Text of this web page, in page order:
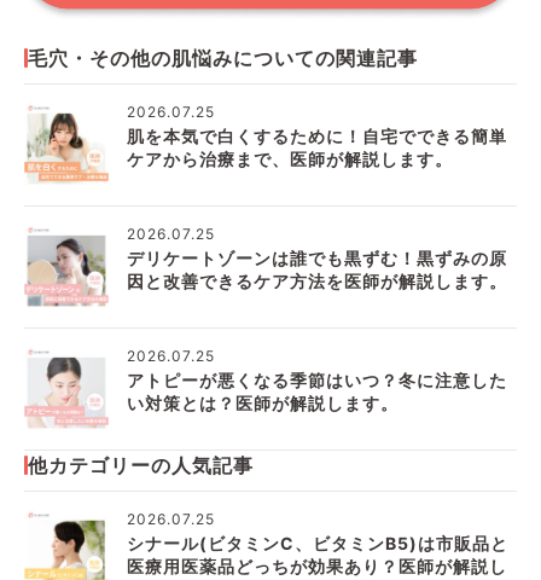
毛穴・その他の肌悩みについての関連記事
2026.07.25
肌を本気で白くするために！自宅でできる簡単
ケアから治療まで、医師が解説します。
2026.07.25
デリケートゾーンは誰でも黒ずむ！黒ずみの原
因と改善できるケア方法を医師が解説します。
2026.07.25
アトピーが悪くなる季節はいつ？冬に注意した
い対策とは？医師が解説します。
他カテゴリーの人気記事
2026.07.25
シナール(ビタミンC、ビタミンB5)は市販品と
医療用医薬品どっちが効果あり？医師が解説し